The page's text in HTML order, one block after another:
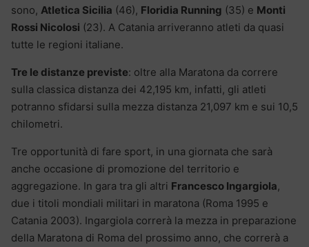
sono, Atletica Sicilia (46), Floridia Running (35) e Monti
Rossi Nicolosi (23). A Catania arriveranno atleti da quasi
tutte le regioni italiane.
Tre le distanze previste: oltre alla Maratona da correre
sulla classica distanza dei 42,195 km, infatti, gli atleti
potranno sfidarsi sulla mezza distanza 21,097 km e sui 10,5
chilometri.
Tre opportunità di fare sport, in una giornata che sarà
anche occasione di promozione del territorio e
aggregazione. In gara tra gli altri Francesco Ingargiola,
due i titoli mondiali militari in maratona (Roma 1995 e
Catania 2003). Ingargiola correrà la mezza in preparazione
della Maratona di Roma del prossimo anno, che correrà a